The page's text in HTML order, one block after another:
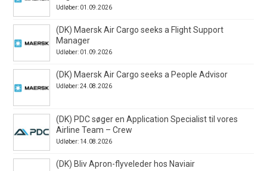
Udløber: 01.09.2026
(DK) Maersk Air Cargo seeks a Flight Support
Manager
Udløber: 01.09.2026
(DK) Maersk Air Cargo seeks a People Advisor
Udløber: 24.08.2026
(DK) PDC søger en Application Specialist til vores
Airline Team – Crew
Udløber: 14.08.2026
(DK) Bliv Apron-flyveleder hos Naviair